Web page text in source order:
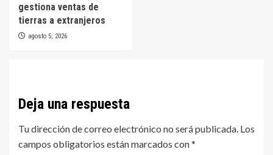
gestiona ventas de
tierras a extranjeros
agosto 5, 2026
Deja una respuesta
Tu dirección de correo electrónico no será publicada. Los
campos obligatorios están marcados con*